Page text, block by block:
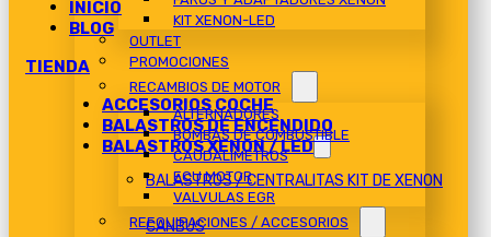
KIT XENON-LED
OUTLET
PROMOCIONES
RECAMBIOS DE MOTOR
ALTERNADORES
BOMBAS DE COMBUSTIBLE
CAUDALIMETROS
ECU MOTOR
VALVULAS EGR
REEQUIPACIONES / ACCESORIOS
INICIO
BLOG
TIENDA
ACCESORIOS COCHE
BALASTROS DE ENCENDIDO
BALASTROS XENON / LED
BALASTROS / CENTRALITAS KIT DE XENON
CANBUS